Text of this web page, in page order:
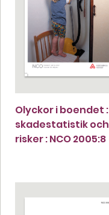
Olyckor i boendet :
skadestatistik och
risker : NCO 2005:8